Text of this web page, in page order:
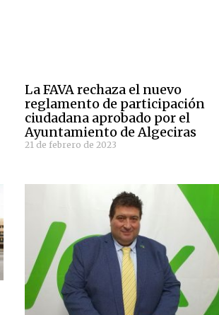
La FAVA rechaza el nuevo
reglamento de participación
ciudadana aprobado por el
Ayuntamiento de Algeciras
21 de febrero de 2023